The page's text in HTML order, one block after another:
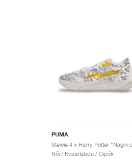
PUMA
Női / Kosárlabda / Cipők